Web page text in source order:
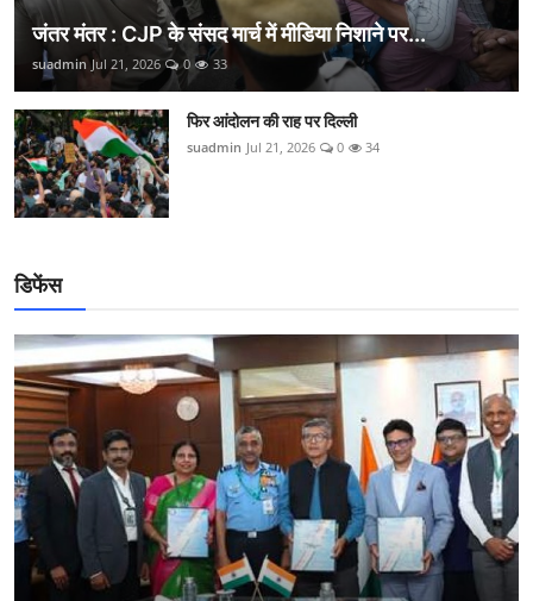
जंतर मंतर : CJP के संसद मार्च में मीडिया निशाने पर...
suadmin Jul 21, 2026 0 33
फिर आंदोलन की राह पर दिल्ली
suadmin Jul 21, 2026 0 34
डिफेंस